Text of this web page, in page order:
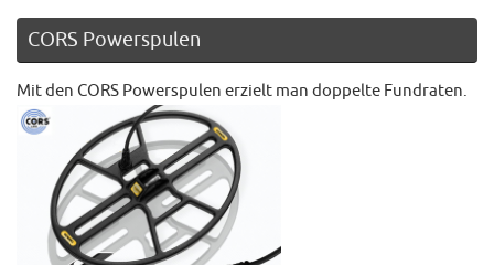
CORS Powerspulen
Mit den CORS Powerspulen erzielt man doppelte Fundraten.